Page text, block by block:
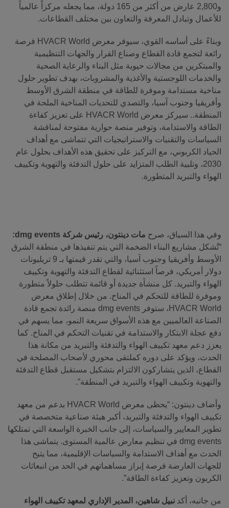
و2,800 عارض من أكثر من 165 دولة، مما يجعله مركزاً عالمياً
للأعمال وتبادل المعرفة والتعاون بين مختلف القطاعات.
وبناءً على أساسه القوي، سيوفر معرض HVACR World فرصة
رائعة لتجمع قادة القطاع وصناع القرار والجهات التنظيمية
والمبتكرين من مجالات حيوية مثل البناء والرعاية الصحية
والخدمات اللوجستية والأغذية والمشروبات، بهدف تطوير حلول
مناخية مستدامة وموفرة للطاقة في منطقة الشرق الأوسط
وأفريقيا وجنوب آسيا، والتصدي للتحديات المناخية الملحة في
المنطقة.. سيركز معرض HVACR World على تعزيز كفاءة
الطاقة والاستدامة، وتوفير منصة حوارية مفتوحة لمناقشة
السياسات والتقنيات والاستراتيجيات التي تتماشى مع أهداف
الحياد الكربوني، مع التركيز على تحقيق هذه الأهداف بحلول عام
2030، وتلبية الطلب المتزايد على حلول التدفئة والتهوية وتكييف
الهواء والتبريد المتطورة.
وفي هذا السياق، صرح مات دينتون، رئيس شركة dmg events
:
“تُشكل مشاريع البناء الضخمة التي يتم تنفيذها في منطقة الشرق
الأوسط وأفريقيا وجنوب آسيا، والتي تقدر قيمتها بـ 9 تريليونات
دولار أمريكي، فرصاً استثنائية لقطاع التدفئة والتهوية وتكييف
الهواء والتبريد. كل منشأة جديدة أو قائمة تتطلب حلولاً متطورة
وموفرة للطاقة للتحكم في المناخ. من خلال إطلاق معرض
HVACR World، ستوفر dmg events منصة رائدة تجمع قادة
الصناعة العالميين مع هذه الأسواق سريعة النمو، مما يسهم في
دفع عجلة الابتكار والاستدامة في تقنيات التحكم في المناخ. كما
يعزز دعم معهد تكييف الهواء والتدفئة والتبريد من مكانة هذا
الحدث، ويؤكد على دوره كملتقى محوري لأصحاب المصلحة في
القطاع، الذين يتشاركون الالتزام بتشكيل مستقبل قطاع التدفئة
والتهوية وتكييف الهواء والتبريد في المنطقة”.
وأضاف دينتون: “يحظى معرض HVACR World بدعم من معهد
تكييف الهواء والتدفئة والتبريد، أكبر هيئة صناعية متخصصة في
تطوير المعايير والسياسات، إلى جانب الخبرة الواسعة التي تمتلكها
dmg events في تنظيم معارض عالمية المستوى. يتماشى هذا
الحدث مع أهداف الاستدامة والسياسات الإقليمية، مما يتيح
للجهات العارضة فرصة إبراز مساهماتهم في الحد من انبعاثات
الكربون وتعزيز كفاءة الطاقة”.
من جانبه، أكد نبيل شاهين، المدير الإداري لمعهد تكييف الهواء